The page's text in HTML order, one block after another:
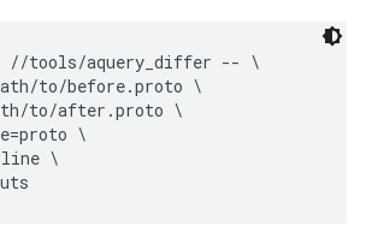
//tools/aquery_differ -- \
to/before.proto \
to/after.proto \
\
\